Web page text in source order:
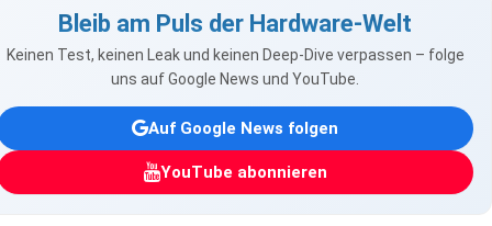
Bleib am Puls der Hardware-Welt
Keinen Test, keinen Leak und keinen Deep-Dive verpassen – folge
uns auf Google News und YouTube.
Auf Google News folgen
YouTube abonnieren